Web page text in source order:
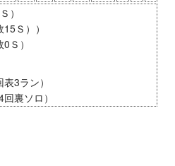
）
Ｓ））
Ｓ）
3ラン）
裏ソロ）